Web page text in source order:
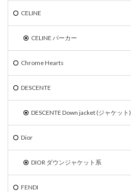
CELINE
CELINE パーカー
Chrome Hearts
DESCENTE
DESCENTE Down jacket (ジャケット)
Dior
DIOR ダウンジャケット系
FENDI